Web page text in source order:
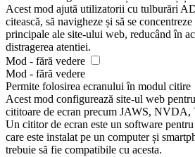
Acest mod ajută utilizatorii cu tulburări
citească, să navigheze și să se
principale ale site-ului web, reducând în
distragerea atentiei.
Mod - fără vedere
Mod - fără vedere
Permite folosirea ecranului în modul citire
Acest mod configurează site-ul web
cititoare de ecran precum JAWS, NVDA,
Un cititor de ecran este un software
care este instalat pe un computer și
trebuie să fie compatibile cu acesta.